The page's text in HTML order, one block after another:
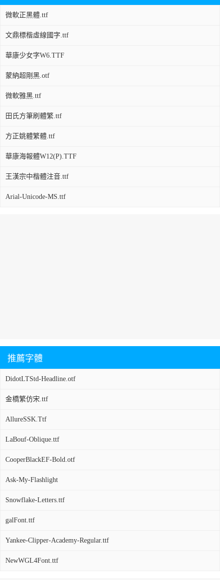
微軟正黑體.ttf
文鼎標楷虛線國字.ttf
華康少女字W6.TTF
蒙納超剛黑.otf
微軟雅黑.ttf
田氏方筆刷體繁.ttf
方正姚體繁體.ttf
華康海報體W12(P).TTF
王漢宗中楷體注音.ttf
Arial-Unicode-MS.ttf
推薦字體
DidotLTStd-Headline.otf
金橋繁仿宋.ttf
AllureSSK.Ttf
LaBouf-Oblique.ttf
CooperBlackEF-Bold.otf
Ask-My-Flashlight
Snowflake-Letters.ttf
galFont.ttf
Yankee-Clipper-Academy-Regular.ttf
NewWGL4Font.ttf